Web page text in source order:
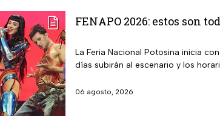
FENAPO 2026: estos son
La Feria Nacional Potosina inicia
días subirán al escenario y los
06 agosto, 2026